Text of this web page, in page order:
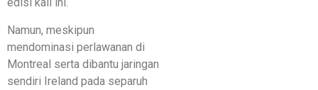
edisi kali ini.
Namun, meskipun
mendominasi perlawanan di
Montreal serta dibantu jaringan
sendiri Ireland pada separuh